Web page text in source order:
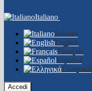
Italiano
Italiano
English
Français
Español
Ελληνικά
Accedi